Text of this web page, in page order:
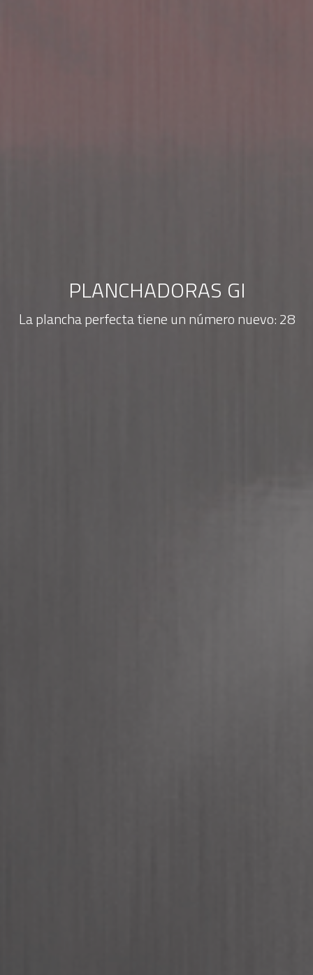
PLANCHADORAS GI
La plancha perfecta tiene un número nuevo: 28